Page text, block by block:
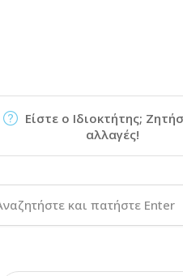
Είστε ο Ιδιοκτήτης;
αλλαγές!